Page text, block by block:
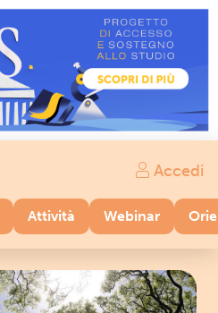
Attività Webinar
Accedi